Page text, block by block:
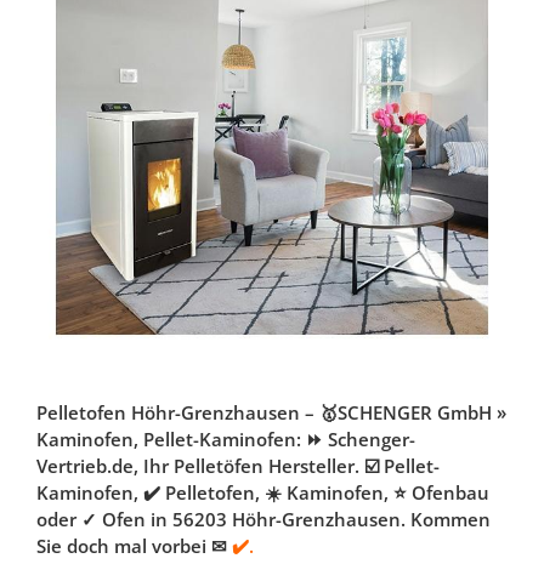
Pelletofen Höhr-Grenzhausen – 🥇SCHENGER GmbH »
Kaminofen, Pellet-Kaminofen: ⏩ Schenger-
Vertrieb.de, Ihr Pelletöfen Hersteller. ☑️ Pellet-
Kaminofen, ✔️ Pelletofen, ☀️ Kaminofen, ⭐ Ofenbau
oder ✓ Ofen in 56203 Höhr-Grenzhausen. Kommen
Sie doch mal vorbei ✉ ✔️.